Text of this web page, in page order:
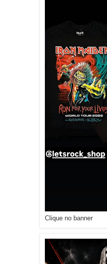
Clique no banner